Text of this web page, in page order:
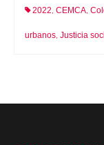
2022, CEMCA,
urbanos, Justicia